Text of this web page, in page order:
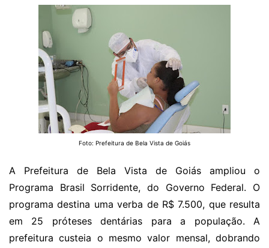
Foto: Prefeitura de Bela Vista de Goiás
A Prefeitura de Bela Vista de Goiás ampliou o
Programa Brasil Sorridente, do Governo Federal. O
programa destina uma verba de R$ 7.500, que resulta
em 25 próteses dentárias para a população. A
prefeitura custeia o mesmo valor mensal, dobrando